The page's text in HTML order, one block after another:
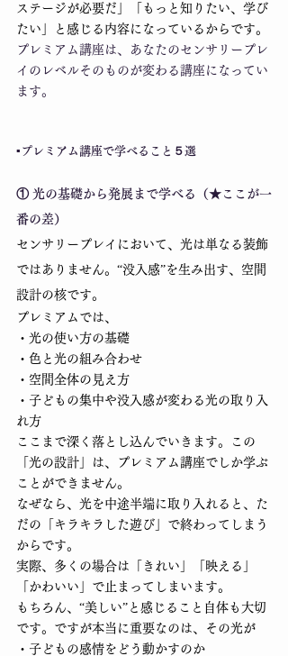
ステージが必要だ」「もっと知りたい、学び
たい」と感じる内容になっているからです。
プレミアム講座は、あなたのセンサリープレ
イのレベルそのものが変わる講座になってい
ます。
▪️プレミアム講座で学べること５選
① 光の基礎から発展まで学べる（★ここが一
番の差）
センサリープレイにおいて、光は単なる装飾
ではありません。“没入感”を生み出す、空間
設計の核です。
プレミアムでは、
・光の使い方の基礎
・色と光の組み合わせ
・空間全体の見え方
・子どもの集中や没入感が変わる光の取り入
れ方
ここまで深く落とし込んでいきます。この
「光の設計」は、プレミアム講座でしか学ぶ
ことができません。
なぜなら、光を中途半端に取り入れると、た
だの「キラキラした遊び」で終わってしまう
からです。
実際、多くの場合は「きれい」「映える」
「かわいい」で止まってしまいます。
もちろん、“美しい”と感じること自体も大切
です。ですが本当に重要なのは、その光が
・子どもの感情をどう動かすのか